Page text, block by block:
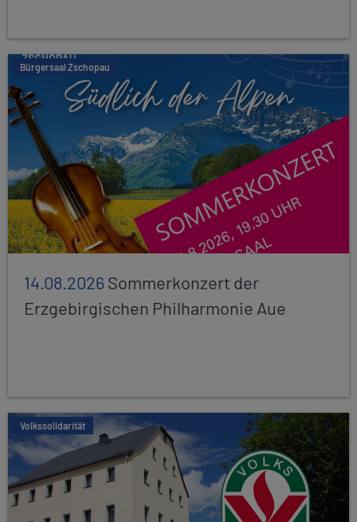
Bürgersaal Zschopau
14.08.2026Sommerkonzert der
Erzgebirgischen Philharmonie Aue
Volkssolidarität